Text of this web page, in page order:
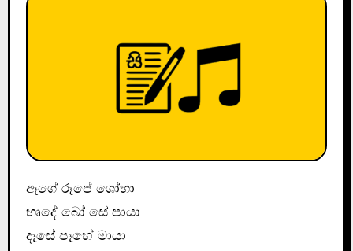
ඈගේ රූපේ ශෝභා
හෘදේ බෝ සේ පායා
දෑසේ පෑහේ මායා